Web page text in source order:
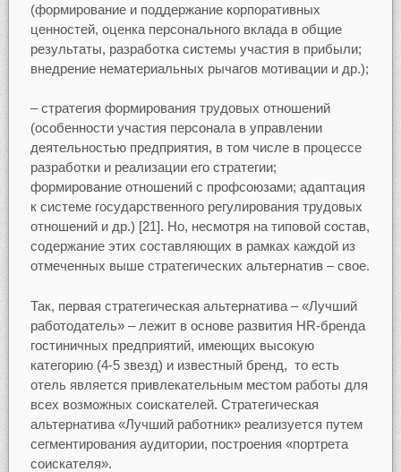
(формирование и поддержание корпоративных
ценностей, оценка персонального вклада в общие
результаты, разработка системы участия в прибыли;
внедрение нематериальных рычагов мотивации и др.);
– стратегия формирования трудовых отношений
(особенности участия персонала в управлении
деятельностью предприятия, в том числе в процессе
разработки и реализации его стратегии;
формирование отношений с профсоюзами; адаптация
к системе государственного регулирования трудовых
отношений и др.) [21]. Но, несмотря на типовой состав,
содержание этих составляющих в рамках каждой из
отмеченных выше стратегических альтернатив – свое.
Так, первая стратегическая альтернатива – «Лучший
работодатель» – лежит в основе развития HR-бренда
гостиничных предприятий, имеющих высокую
категорию (4-5 звезд) и известный бренд, то есть
отель является привлекательным местом работы для
всех возможных соискателей. Стратегическая
альтернатива «Лучший работник» реализуется путем
сегментирования аудитории, построения «портрета
соискателя».